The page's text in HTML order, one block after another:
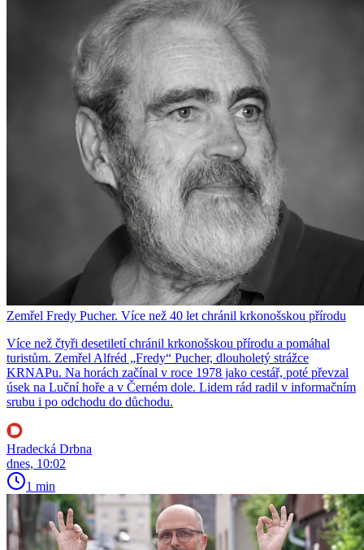
Zemřel Fredy Pucher. Více než 40 let chránil krkonošskou přírodu
Více než čtyři desetiletí chránil krkonošskou přírodu a pomáhal
turistům. Zemřel Alfréd „Fredy“ Pucher, dlouholetý strážce
KRNAPu. Na horách začínal v roce 1978 jako cestář, poté převzal
úsek na Luční hoře a v Černém dole. Lidem rád radil v informačním
srubu i po odchodu do důchodu.
Hradecká Drbna
dnes, 10:02
1 min